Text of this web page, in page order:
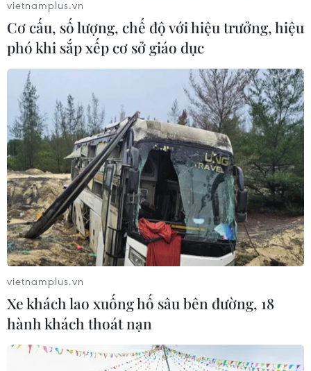
Khó quan sát mưa sao băng đẹp nhất năm
vào rạng sáng 13-14/12
Dù Mặt Trăng sẽ không ảnh hưởng cho việc quan sát
mưa sao băng đẹp nhất năm Geminids, nhưng với tình
hình thời tiết những ngày này dự báo việc ‘ngắm trời’ sẽ
gặp nhiều bất lợi.
vietnamplus.vn
Cơ cấu, số lượng, chế độ với hiệu trưởng, hiệu
phó khi sắp xếp cơ sở giáo dục
vietnamplus.vn
Xe khách lao xuống hố sâu bên đường, 18
hành khách thoát nạn